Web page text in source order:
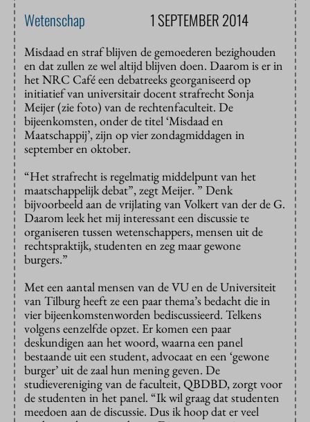
Wetenschap 1 SEPTEMBER 2014
Misdaad en straf blijven de gemoederen bezighouden
en dat zullen ze wel altijd blijven doen. Daarom is er in
het NRC Café een debatreeks georganiseerd op
initiatief van universitair docent strafrecht Sonja
Meijer (zie foto) van de rechtenfaculteit. De
bijeenkomsten, onder detitel ‘Misdaad en
Maatschappij’,zijn op vier zondagmiddagen in
september en oktober.
“Het strafrecht is regelmatig middelpunt van het
maatschappelijk debat”, zegt Meijer. ” Denk
bijvoorbeeld aan de vrijlating van Volkert van der de G.
Daarom leek het mij interessant een discussie te
organiseren tussen wetenschappers, mensen uit de
rechtspraktijk, studenten en zeg maar gewone
burgers.”
Met een aantal mensen van de VU en de Universiteit
van Tilburg heeft ze een paar thema’s bedacht die in
vier bijeenkomstenworden bediscussieerd. Telkens
volgens eenzelfde opzet. Er komen een paar
deskundigen aan het woord, waarna een panel
bestaande uit een student, advocaat en een ‘gewone
burger’ uit de zaal hun mening geven. De
studievereniging van de faculteit, QBDBD, zorgt voor
de studenten in het panel. “Ik wil graag dat studenten
meedoen aan de discussie. Dus ik hoop dat er veel